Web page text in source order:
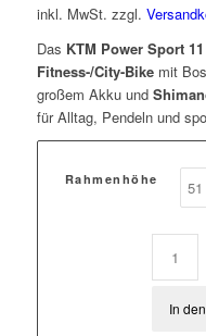
war:
4.899,00 €
inkl. MwSt. zzgl.
Das KTM Power Sport
Fitness-/City-Bikemit
großem Akku und
für Alltag, Pendeln und
Rahmenhöhe
In